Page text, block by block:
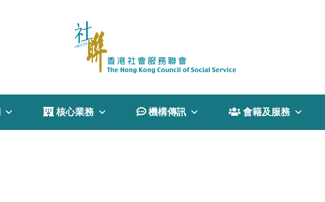
 核心業務  機構傳訊  會籍及服務